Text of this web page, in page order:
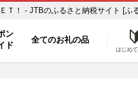
行クーポンをＧＥＴ！ - JTBのふるさと納税サイト [
ン
ド
全てのお礼の品